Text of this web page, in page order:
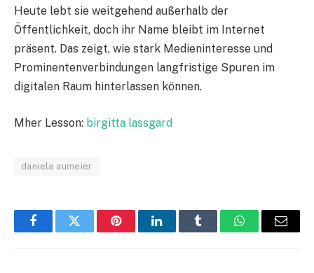
Heute lebt sie weitgehend außerhalb der
Öffentlichkeit, doch ihr Name bleibt im Internet
präsent. Das zeigt, wie stark Medieninteresse und
Prominentenverbindungen langfristige Spuren im
digitalen Raum hinterlassen können.
Mher Lesson: birgitta lassgard
daniela aumeier
FacebookTwitter PinterestLinkedInTumblr WhatsAppEmail